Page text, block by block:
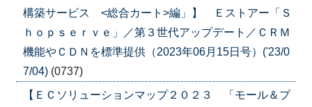
構築サービス <総合カート>編」】 Ｅストアー「Ｓ
ｈｏｐｓｅｒｖｅ」／第３世代アップデート／ＣＲＭ
機能やＣＤＮを標準提供（2023年06月15日号）('23/0
7/04) (0737)
【ＥＣソリューションマップ２０２３ 「モール＆プ